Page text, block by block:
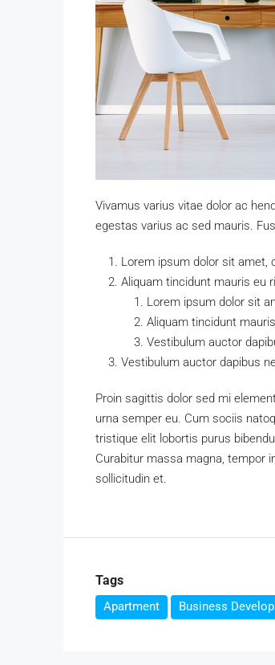
Vivamus varius vitae dolor ac
egestas varius ac sed mauris.
Lorem ipsum dolor sit amet,
Aliquam tincidunt mauris eu
Lorem ipsum dolor sit
Aliquam tincidunt
Vestibulum auctor
Vestibulum auctor dapibus
Proin sagittis dolor sed mi
urna semper eu. Cum sociis
tristique elit lobortis purus
Curabitur massa magna, tempor
sollicitudin et.
Tags
Apartment Business